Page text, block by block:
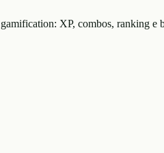
XP, combos, ranking e